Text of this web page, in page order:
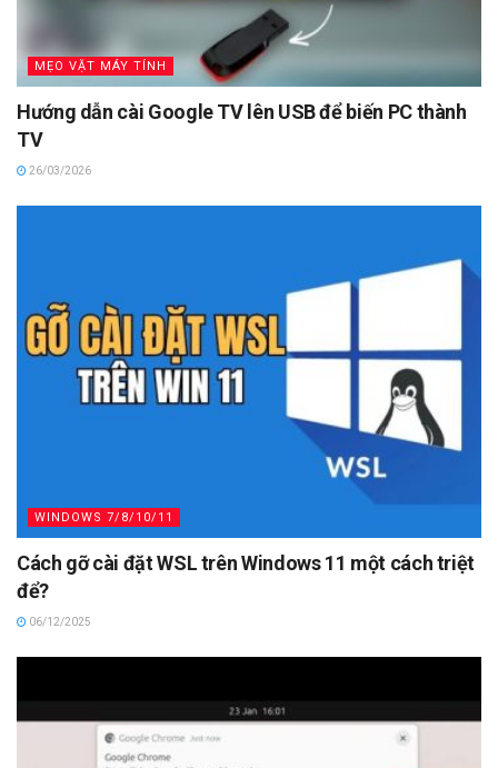
MẸO VẶT MÁY TÍNH
Hướng dẫn cài Google TV lên USB để biến PC thành
TV
26/03/2026
WINDOWS 7/8/10/11
Cách gỡ cài đặt WSL trên Windows 11 một cách triệt
để?
06/12/2025